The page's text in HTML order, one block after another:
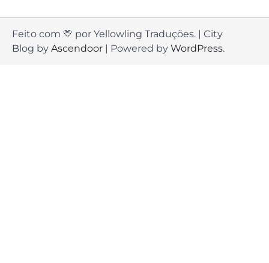
Feito com 💛 por Yellowling Traduções. | City
Blog by Ascendoor | Powered by WordPress.